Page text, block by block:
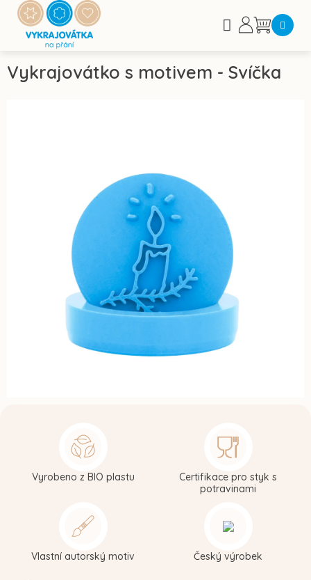
Přejít
obsah
Nákupní
Vykrajovátko s motivem - Svíčka
Vyrobeno z BIO plastu
Certifikace pro styk s
potravinami
Vlastní autorský motiv Český výrobek